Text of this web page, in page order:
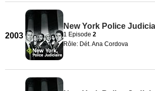
2003
New York Police
1 Episode 2
Rôle: Dét. Ana Cordova